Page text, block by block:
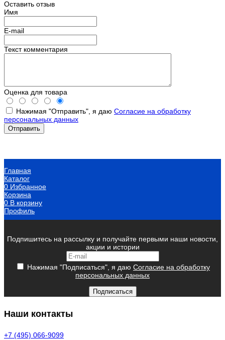
Оставить отзыв
Имя
E-mail
Текст комментария
Оценка для товара
Нажимая "Отправить", я даю Согласие на обработку
персональных данных
Главная
Каталог
0 Избранное
Корзина
0 В корзину
Профиль
Подпишитесь на рассылку и получайте первыми наши новости,
акции и истории
Нажимая "Подписаться", я даю Согласие на обработку
персональных данных
Подписаться
Наши контакты
+7 (495) 066-9099